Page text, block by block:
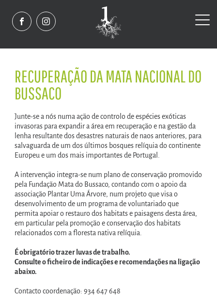
RECUPERAÇÃO DA MATA NACIONAL DO
BUSSACO
Junte-se a nós numa ação de controlo de espécies exóticas
invasoras para expandir a área em recuperação e na gestão da
lenha resultante dos desastres naturais de naos anteriores, para
salvaguarda de um dos últimos bosques relíquia do continente
Europeu e um dos mais importantes de Portugal.
A intervenção integra-se num plano de conservação promovido
pela Fundação Mata do Bussaco, contando com o apoio da
associação Plantar Uma Árvore, num projeto que visa o
desenvolvimento de um programa de voluntariado que
permita apoiar o restauro dos habitats e paisagens desta área,
em particular pela promoção e conservação dos habitats
relacionados com a floresta nativa relíquia.
É obrigatório trazer luvas de trabalho.
Consulte o ficheiro de indicações e recomendações na ligação
abaixo.
Contacto coordenação: 934 647 648